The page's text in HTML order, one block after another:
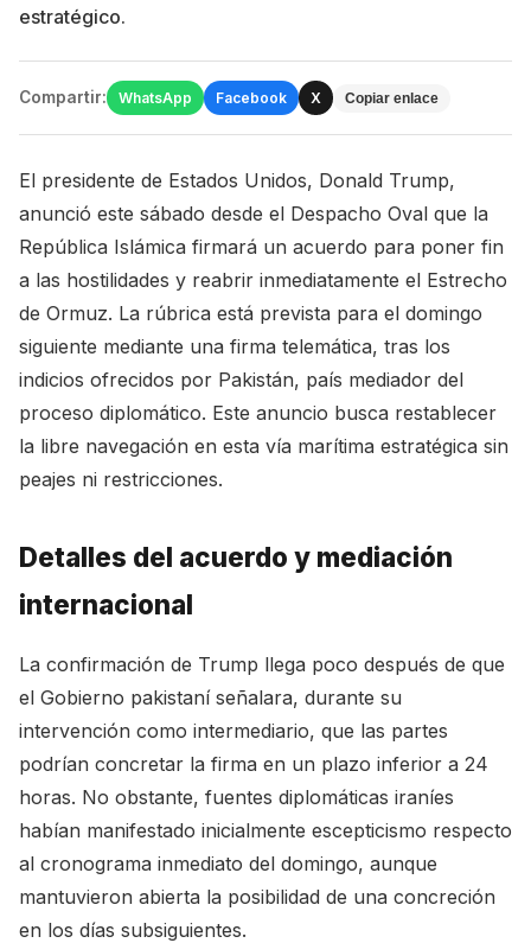
estratégico.
Compartir: WhatsApp Facebook X Copiar enlace
El presidente de Estados Unidos, Donald Trump,
anunció este sábado desde el Despacho Oval que la
República Islámica firmará un acuerdo para poner fin
a las hostilidades y reabrir inmediatamente el Estrecho
de Ormuz. La rúbrica está prevista para el domingo
siguiente mediante una firma telemática, tras los
indicios ofrecidos por Pakistán, país mediador del
proceso diplomático. Este anuncio busca restablecer
la libre navegación en esta vía marítima estratégica sin
peajes ni restricciones.
Detalles del acuerdo y mediación
internacional
La confirmación de Trump llega poco después de que
el Gobierno pakistaní señalara, durante su
intervención como intermediario, que las partes
podrían concretar la firma en un plazo inferior a 24
horas. No obstante, fuentes diplomáticas iraníes
habían manifestado inicialmente escepticismo respecto
al cronograma inmediato del domingo, aunque
mantuvieron abierta la posibilidad de una concreción
en los días subsiguientes.